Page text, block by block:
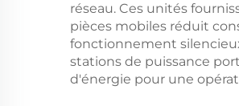
réseau. Ces unités
pièces mobiles réduit
fonctionnement
stations de puissance
d'énergie pour une